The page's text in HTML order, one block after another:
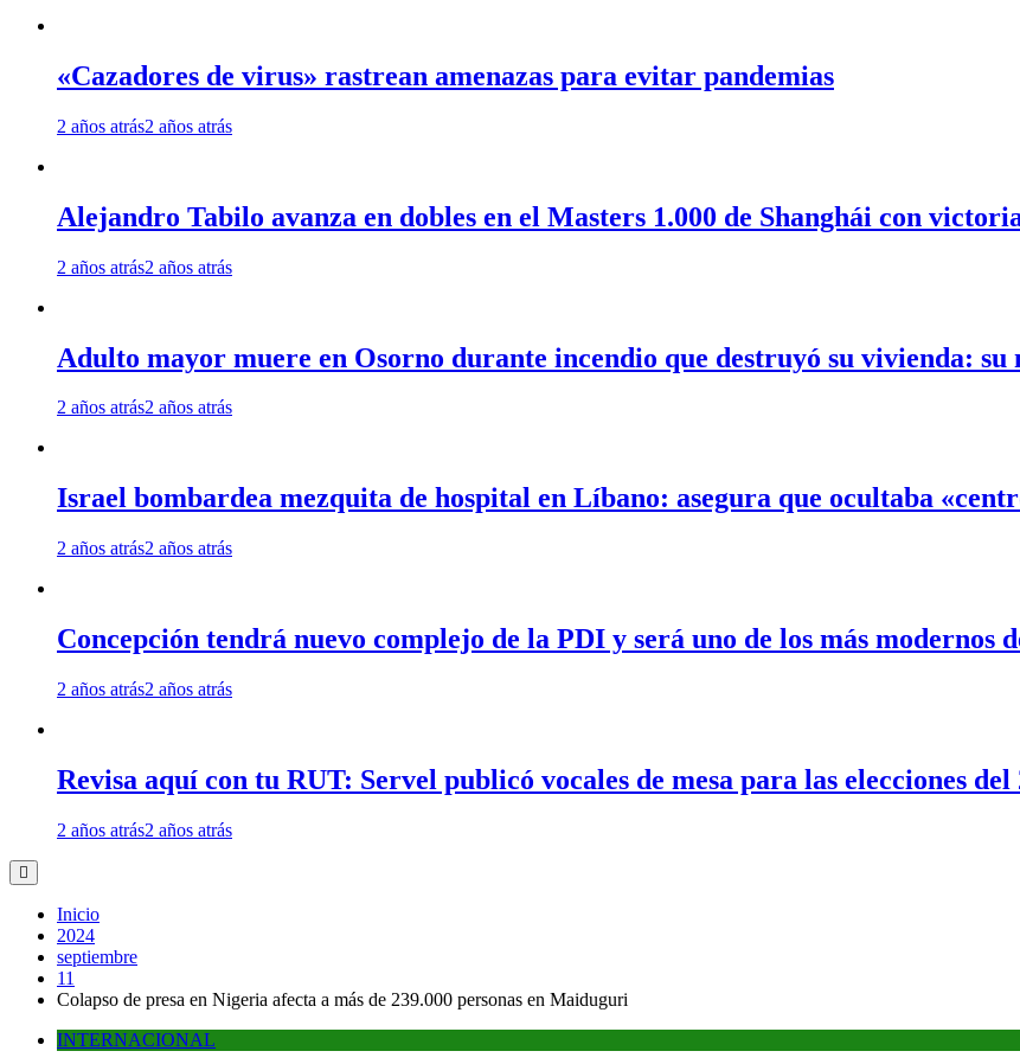
«Cazadores de virus» rastrean amenazas para evitar pandemias
2 años atrás2 años atrás
Alejandro Tabilo avanza en dobles en el Masters 1.000 de Shanghái con
2 años atrás2 años atrás
Adulto mayor muere en Osorno durante incendio que destruyó su vivienda: su
2 años atrás2 años atrás
Israel bombardea mezquita de hospital en Líbano: asegura que ocultaba
2 años atrás2 años atrás
Concepción tendrá nuevo complejo de la PDI y será uno de los más modernos
2 años atrás2 años atrás
Revisa aquí con tu RUT: Servel publicó vocales de mesa para las elecciones del
2 años atrás2 años atrás
Inicio
2024
septiembre
11
Colapso de presa en Nigeria afecta a más de 239.000 personas en Maiduguri
INTERNACIONAL